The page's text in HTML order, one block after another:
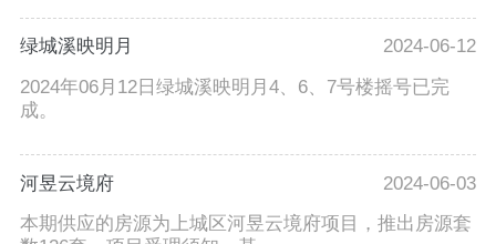
绿城溪映明月
2024-06-12
2024年06月12日绿城溪映明月4、6、7号楼摇号已完
成。
河昱云境府
2024-06-03
本期供应的房源为上城区河昱云境府项目，推出房源套